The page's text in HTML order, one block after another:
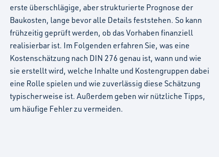
erste überschlägige, aber strukturierte Prognose der
Baukosten, lange bevor alle Details feststehen. So kann
frühzeitig geprüft werden, ob das Vorhaben finanziell
realisierbar ist. Im Folgenden erfahren Sie, was eine
Kostenschätzung nach DIN 276 genau ist, wann und wie
sie erstellt wird, welche Inhalte und Kostengruppen dabei
eine Rolle spielen und wie zuverlässig diese Schätzung
typischerweise ist. Außerdem geben wir nützliche Tipps,
um häufige Fehler zu vermeiden.